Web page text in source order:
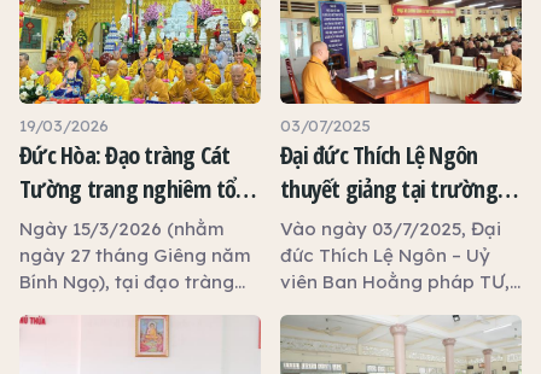
19/03/2026
Đức Hòa: Đạo tràng Cát
Tường trang nghiêm tổ
chức đàn Dược Sư thất
châu, khai giảng khóa tu
An Lạc và trao 100 phần
quà từ thiện
Ngày 15/3/2026 (nhằm
ngày 27 tháng Giêng năm
Bính Ngọ), tại đạo tràng
dưới sự hướng dẫn của Sư
cô Thích Nữ Liên Thảo –
03/07/2025
Đại đức Thích Lệ Ngôn
thuyết giảng tại trường
hạ tổ đình Tôn Thạnh
Vào ngày 03/7/2025, Đại
đức Thích Lệ Ngôn – Uỷ
viên Ban Hoằng pháp TƯ,
GHPGVN tỉnh Tây Ninh,
Trưởng phòng Đào tạo